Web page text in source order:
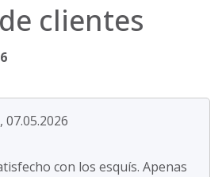
clientes
con los esquís. Apenas